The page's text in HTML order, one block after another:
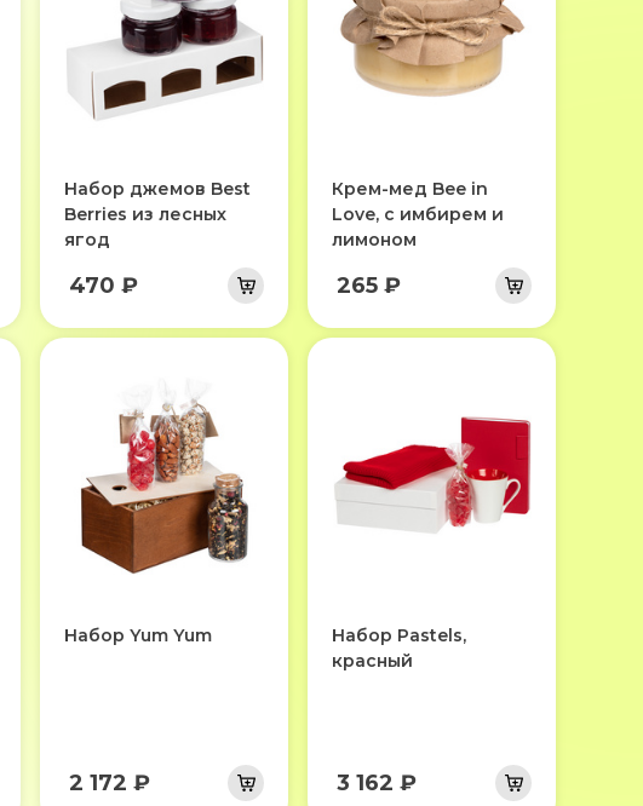
Набор джемов Best
Berries из лесных
ягод
470 ₽
Крем-мед Bee in
Love, с имбирем и
лимоном
265 ₽
Набор Yum Yum
2 172 ₽
Набор Pastels,
красный
3 162 ₽